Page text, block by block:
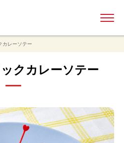
カレーソテー
クカレーソテー